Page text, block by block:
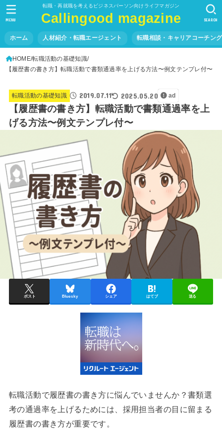
転職・再就職を考えるビジネスパーソン向けライフマガジン
Callingood magazine
ホーム 人材紹介・転職エージェント 転職相談・キャリアコーチング
SEARCH
MENU
HOME 転職活動の基礎知識
【履歴書の書き方】転職活動で書類通過率を上げる方法〜例文テンプレ付〜
転職活動の基礎知識 2019.07.11 2025.05.20 ad
【履歴書の書き方】転職活動で書類通過率を上
げる方法〜例文テンプレ付〜
ポスト Bluesky シェア はてブ 送る
転職活動で履歴書の書き方に悩んでいませんか？書類選
考の通過率を上げるためには、採用担当者の目に留まる
履歴書の書き方が重要です。